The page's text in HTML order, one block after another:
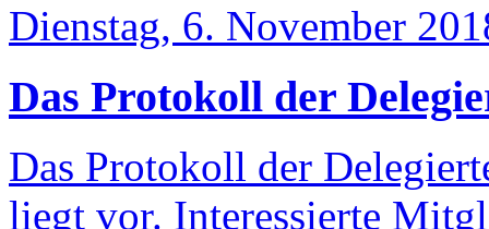
Dienstag, 6. November
Das Protokoll der
Das Protokoll der
liegt vor. Interessierte